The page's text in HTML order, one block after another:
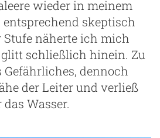
wieder in meinem
skeptisch
näherte ich mich
glitt schließlich hinein. Zu
dennoch
der Leiter und verließ
Wasser.